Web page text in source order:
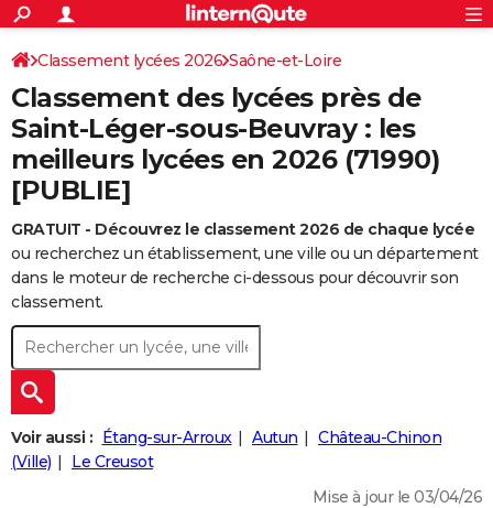
ACTUALITÉS
Politique
Société
Faits Divers
Education
Monde
Villes
+
SPORT
Coupe du monde 2026
Football
Tennis
Cyclisme
Rugby
Forum
CULTURE
Programme TV
TNT
Streaming
Cinéma
Sorties cinéma
Musique
+
FINANCE
Retraite
Impôts
Epargne
Immobilier
Risques naturels par ville
Banque
Assurance
Crédit
AUTO
Réserver un essai
Citadines
Berlines
Forum auto
HIGH-TECH
BRICOLAGE
Aménagement intérieur
Cuisine
Jardinage
+ WEEK-END
Guides de France
Escapades
Patrimoine
Expositions
Musées
Week-end nature
+
LIFESTYLE
SANTE
Alimentation
Guide de la santé
Maladies
Médicaments
Sommeil
+ VOYAGE
S'inscrire
Connexion
Classement lycées 2026 Saône-et-Loire
Classement des lycées près de
Saint-Léger-sous-Beuvray : les
meilleurs lycées en 2026 (71990)
[PUBLIE]
GRATUIT - Découvrez le classement 2026 de chaque lycée
ou recherchez un établissement, une ville ou un département
dans le moteur de recherche ci-dessous pour découvrir son
classement.
Voir aussi : Étang-sur-Arroux Autun
Château-Chinon
(Ville)
Le Creusot
Mise à jour le 03/04/26